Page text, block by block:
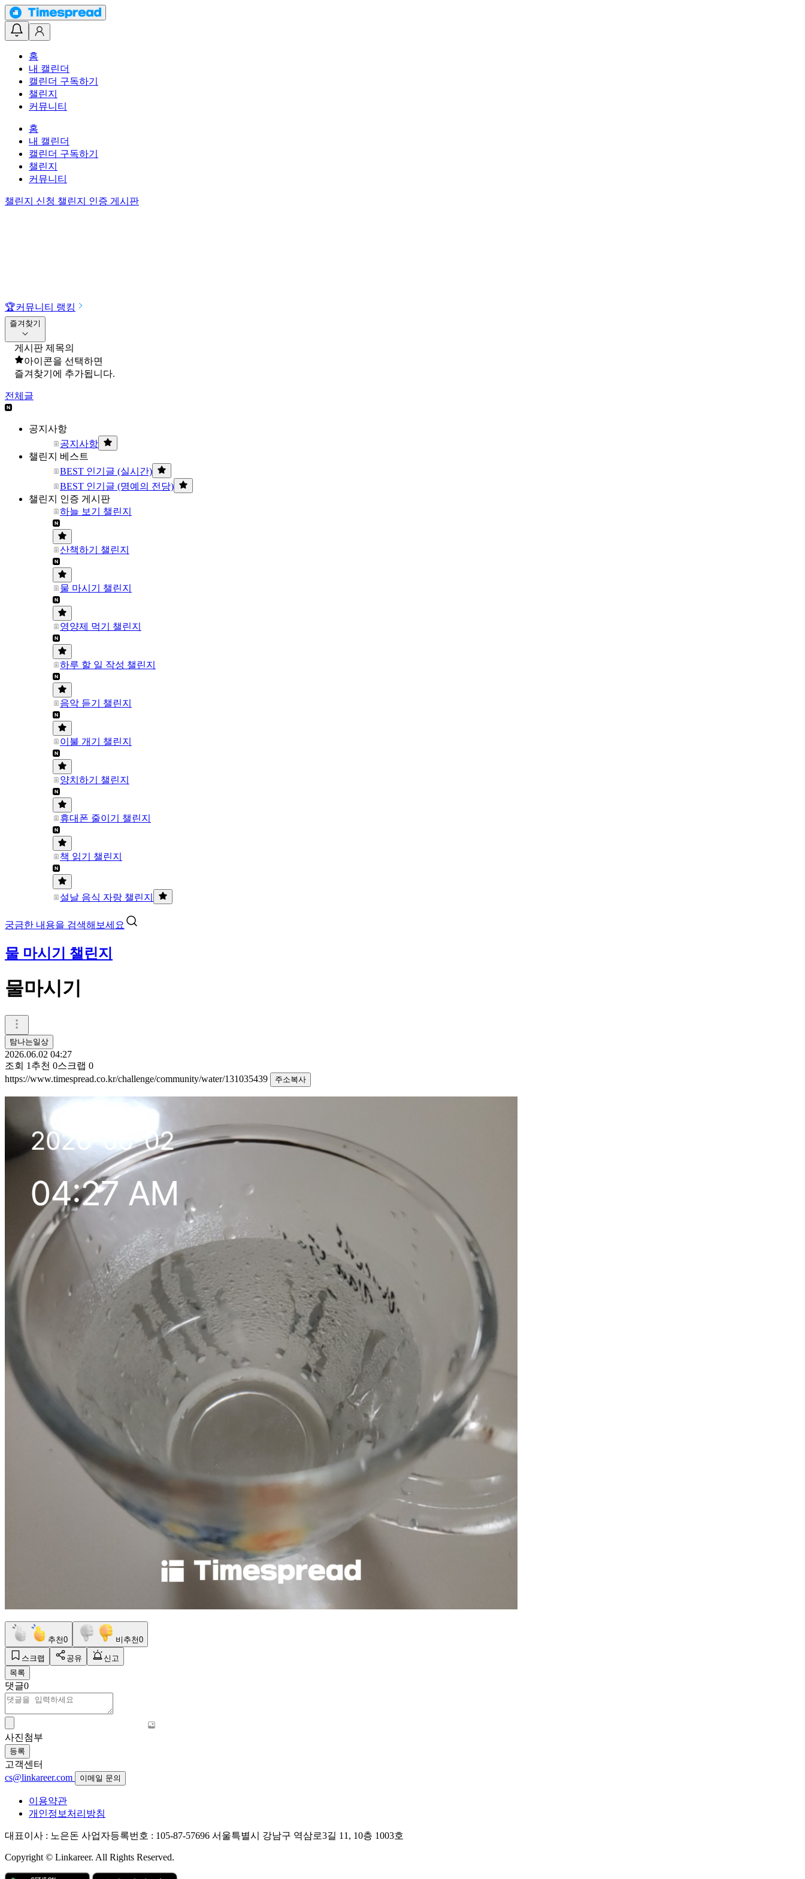
홈
내 캘린더
캘린더 구독하기
챌린지
커뮤니티
홈
내 캘린더
캘린더 구독하기
챌린지
커뮤니티
챌린지 신청 챌린지 인증 게시판
🏆커뮤니티 랭킹
즐겨찾기
게시판 제목의
아이콘을 선택하면
즐겨찾기에 추가됩니다.
전체글
공지사항
공지사항
챌린지 베스트
BEST 인기글 (실시간)
BEST 인기글 (명예의 전당)
챌린지 인증 게시판
하늘 보기 챌린지
산책하기 챌린지
물 마시기 챌린지
영양제 먹기 챌린지
하루 할 일 작성 챌린지
음악 듣기 챌린지
이불 개기 챌린지
양치하기 챌린지
휴대폰 줄이기 챌린지
책 읽기 챌린지
설날 음식 자랑 챌린지
궁금한 내용을 검색해보세요
물 마시기 챌린지
물마시기
탐나는일상
2026.06.02 04:27
조회 1 추천 0스크랩 0
https://www.timespread.co.kr/challenge/community/water/131035439
주소복사
추천0 비추천0
스크랩 공유
신고
목록
댓글0
사진첨부
등록
고객센터
cs@linkareer.com
이메일 문의
이용약관
개인정보처리방침
대표이사 : 노은돈 사업자등록번호 : 105-87-57696 서울특별시 강남구 역삼로3길 11, 10층 1003호
Copyright © Linkareer. All Rights Reserved.